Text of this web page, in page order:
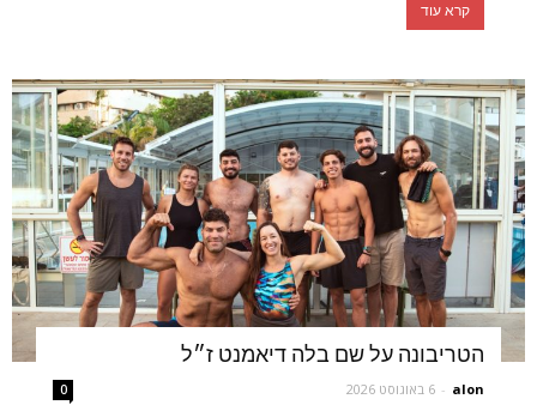
קרא עוד
הטריבונה על שם בלה דיאמנט ז״ל
alon
- 6 באוגוסט 2026 0